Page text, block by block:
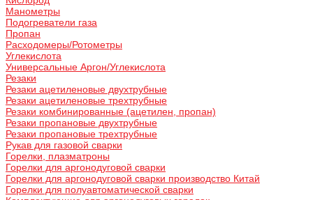
Манометры
Подогреватели газа
Пропан
Расходомеры/Ротометры
Углекислота
Универсальные Аргон/Углекислота
Резаки
Резаки ацетиленовые двухтрубные
Резаки ацетиленовые трехтрубные
Резаки комбинированные (ацетилен, пропан)
Резаки пропановые двухтрубные
Резаки пропановые трехтрубные
Рукав для газовой сварки
Горелки, плазматроны
Горелки для аргонодуговой сварки
Горелки для аргонодуговой сварки производство Китай
Горелки для полуавтоматической сварки